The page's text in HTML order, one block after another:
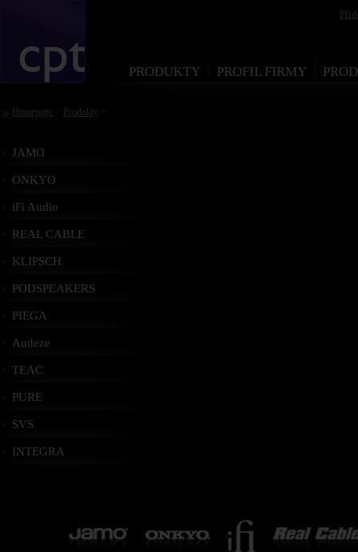
PRODUKTY PROFIL FIRMY
Homepage Produkty
JAMO
ONKYO
iFi Audio
REAL CABLE
KLIPSCH
PODSPEAKERS
PIEGA
Audeze
TEAC
PURE
SVS
INTEGRA